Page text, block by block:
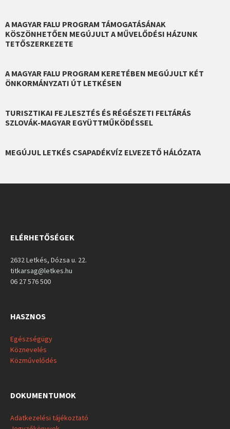
A MAGYAR FALU PROGRAM TÁMOGATÁSÁNAK
KÖSZÖNHETŐEN MEGÚJULT A MŰVELŐDÉSI HÁZUNK
TETŐSZERKEZETE
A MAGYAR FALU PROGRAM KERETÉBEN MEGÚJULT KÉT
ÖNKORMÁNYZATI ÚT LETKÉSEN
TURISZTIKAI FEJLESZTÉS ÉS RÉGÉSZETI FELTÁRÁS
SZLOVÁK-MAGYAR EGYÜTTMŰKÖDÉSSEL
MEGÚJUL LETKÉS CSAPADÉKVÍZ ELVEZETŐ HÁLÓZATA
ELÉRHETŐSÉGEK
2632 Letkés, Dózsa u. 22.
titkarsag@letkes.hu
06 27 576 500
HASZNOS
Egészségügy
Köznevelés
Közművelődés
DOKUMENTUMOK
Adatkezelési tájékoztató